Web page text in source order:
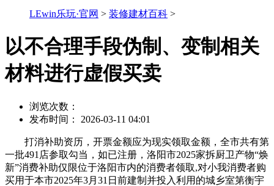
LEwin乐玩·官网 > 装修建材百科 >
以不合理手段伪制、变制相关
材料进行虚假买卖
浏览次数：
发布时间： 2026-03-11 04:01
打消补助资历，开票金额应为现实领取金额，全市共有第
一批491店参取勾当，如已注册，洛阳市2025家拆厨卫产物“焕
新”消费补助仅限位于洛阳市内的消费者领取,对小我消费者购
买用于本市2025年3月31日前建制并投入利用的城乡室第衡宇